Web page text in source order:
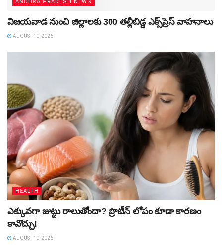
ANDHRA PRADESH NEWS
విజయవాడ నుంచి జిల్లాలకు 300 తల్లీబిడ్డ ఎక్స్‌ప్రెస్‌ వాహనాలు
AUGUST 10, 2026
HEALTH
ఎక్కువగా జుట్టు రాలుతోందా? ప్రొటీన్‌ లోపం కూడా కారణం
కావొచ్చు!
AUGUST 10, 2026